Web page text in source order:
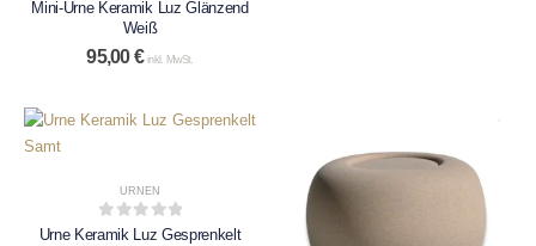
0out of 5
Mini-Urne Keramik Luz Glänzend
Weiß
95,00€ inkl. MwSt.
URNEN
0out of 5
Urne Keramik Luz Gesprenkelt